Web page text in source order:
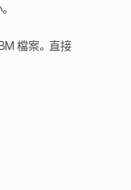
檔案。直接